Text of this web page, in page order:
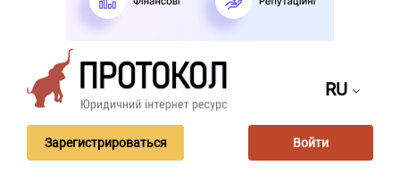
RU
Зарегистрироваться Войти